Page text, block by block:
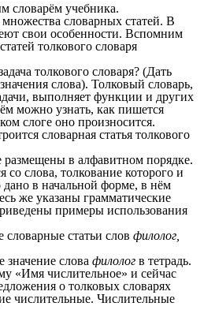
словарём учебника.
словарных статей. В
свои особенности. Вспомним
толкового словаря
толкового словаря? (Дать
слова). Толковый словарь,
выполняет функции и других
можно узнать, как пишется
слоге оно произносится.
словарная статья толкового
размещены в алфавитном порядке.
со слова, толкование которого и
дано в начальной форме, в нём
же указаны грамматические
примеры использования
словарные статьи словфилолог,
словафилологв тетрадь.
числительное» и сейчас
о толковых словарях
числительные. Числительные